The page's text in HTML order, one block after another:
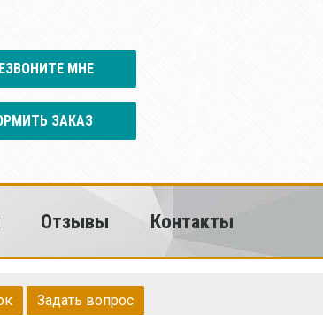
МНЕ
ЗАКАЗ
Отзывы Контакты
Задать вопрос